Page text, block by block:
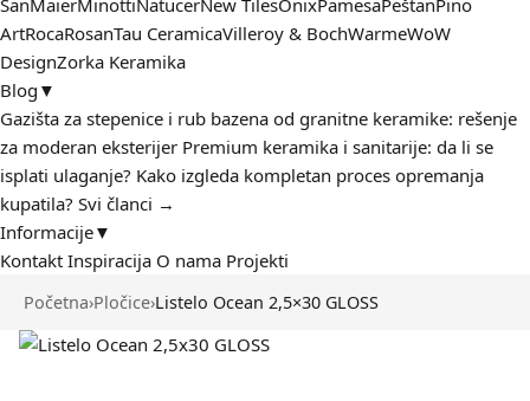
SanMaierMinottiNatucerNew TilesOnixPamesaPeštanPino
ArtRocaRosanTau CeramicaVilleroy & BochWarmeWoW
DesignZorka Keramika
Blog ▼
Gazišta za stepenice i rub bazena od granitne keramike: rešenje
za moderan eksterijer Premium keramika i sanitarije: da li se
isplati ulaganje? Kako izgleda kompletan proces opremanja
kupatila? Svi članci →
Informacije▼
Kontakt Inspiracija O nama Projekti
Početna›Pločice›Listelo Ocean 2,5×30 GLOSS